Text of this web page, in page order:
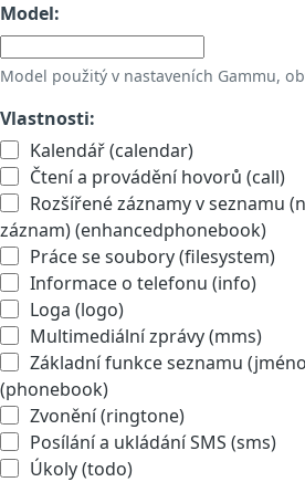
Model:
Model použitý v nastaveních Gammu,
Vlastnosti:
Kalendář (calendar)
Čtení a provádění hovorů (call)
Rozšířené záznamy v seznamu
záznam) (enhancedphonebook)
Práce se soubory (filesystem)
Informace o telefonu (info)
Loga (logo)
Multimediální zprávy (mms)
Základní funkce seznamu
(phonebook)
Zvonění (ringtone)
Posílání a ukládání SMS (sms)
Úkoly (todo)